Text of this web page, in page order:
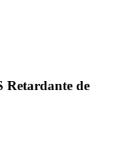
de